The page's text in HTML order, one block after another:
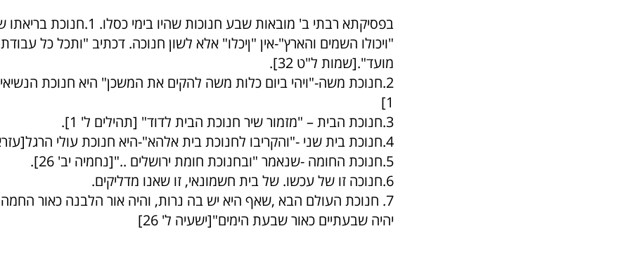
בפסיקתא רבתי ב' מובאות שבע חנוכות שהיו בימי
"ויכולו השמים והארץ"-אין "ןיכלו" אלא לשון חנוכה. דכתיב "ותכל כל
מועד".[שמות ל"ט 32].
2.חנוכת משה-"ויהי ביום כלות משה להקים את המשכן" היא חנוכת
1]
3.חנוכת הבית – "מזמור שיר חנוכת הבית לדוד" [תהילים ל' 1].
4.חנוכת בית שני -"והקריבו לחנוכת בית אלהא"-היא חנוכת עולי הרגל[עזרא ו' 17]
5.חנוכת החומה -שנאמר "ובחנוכת חומת ירושלים .."[נחמיה יב' 26].
6.חנוכה זו של עכשו. של בית חשמונאי, זו שאנו מדליקים.
7. חנוכת העולם הבא ,שאף היא יש בה נרות, והיה אור הלבנה כאור
יהיה שבעתיים כאור שבעת הימים"[ישעיה ל' 26]